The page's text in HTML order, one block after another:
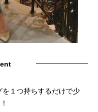
１つ持ちするだけで少